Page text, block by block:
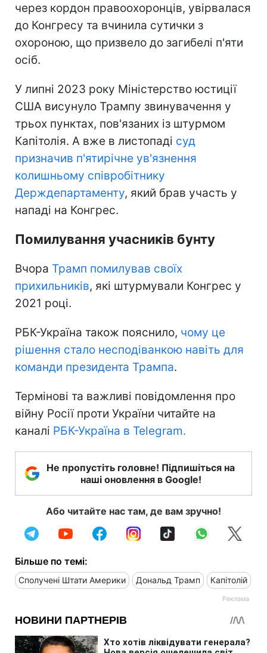
через кордон правоохоронців, увірвалася
до Конгресу та вчинила сутички з
охороною, що призвело до загибелі п'яти
осіб.
У липні 2023 року Міністерство юстиції
США висунуло Трампу звинувачення у
трьох пунктах, пов'язаних із штурмом
Капітолія. А вже в листопаді суд
призначив п'ятирічне ув'язнення
колишньому співробітнику
Держдепартаменту, який брав участь у
нападі на Конгрес.
Помилування учасників бунту
Вчора Трамп помилував своїх
прихильників, які штурмували Конгрес у
2021 році.
РБК-Україна також пояснило, чому це
рішення стало несподіванкою навіть для
команди президента Трампа.
Термінові та важливі повідомлення про
війну Росії проти України читайте на
каналі РБК-Україна в Telegram.
Не пропустіть головне! Підпишіться на
наші оновлення в Google!
Або читайте нас там, де вам зручно!
Більше по темі:
Сполучені Штати Америки Дональд Трамп Капітолій